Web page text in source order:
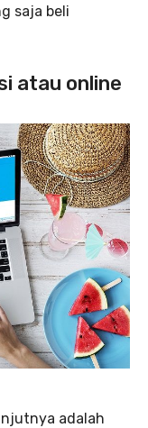
saja beli
atau online
adalah